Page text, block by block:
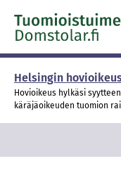
Skip to content -
Helsingin
Hovioikeus hylkäsi
käräjäoikeuden tuomion